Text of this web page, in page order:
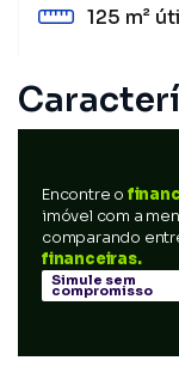
125 m²
Encontre o
imóvel com a
comparando
financeiras.
Simule sem
compromisso